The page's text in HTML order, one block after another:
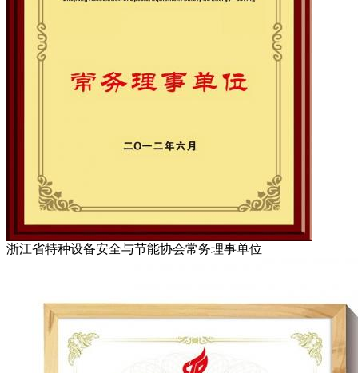
浙江省特种设备安全与节能协会常务理事单位